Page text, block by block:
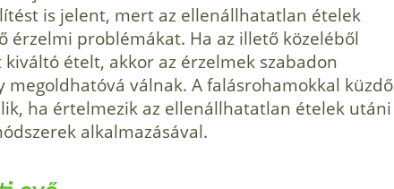
is jelent, mert az ellenállhatatlan ételek
érzelmi problémákat. Ha az illető közeléből
ételt, akkor az érzelmek szabadon
megoldhatóvá válnak. A falásrohamokkal küzdő
ha értelmezik az ellenállhatatlan ételek utáni
alkalmazásával.